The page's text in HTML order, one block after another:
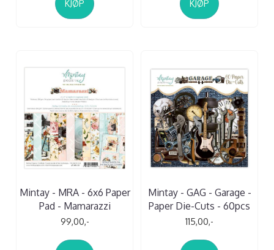
KJØP KJØP
Mintay - MRA - 6x6 Paper
Pad - Mamarazzi
99,00,-
Mintay - GAG - Garage -
Paper Die-Cuts - 60pcs
115,00,-